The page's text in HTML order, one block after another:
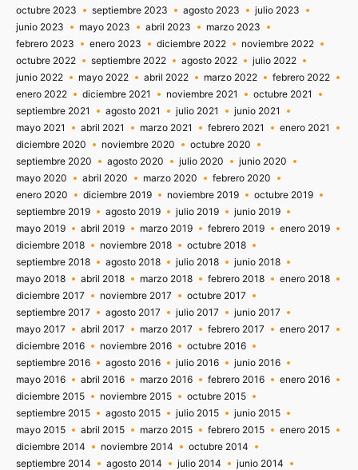
octubre 2023
septiembre 2023 agosto 2023
julio 2023
junio 2023
mayo 2023 abril 2023
marzo 2023
febrero 2023
enero 2023 diciembre 2022
noviembre 2022
octubre 2022
septiembre 2022 agosto 2022
julio 2022
junio 2022
mayo 2022 abril 2022 marzo 2022
febrero 2022
enero 2022
diciembre 2021 noviembre 2021
octubre 2021
septiembre 2021
agosto 2021 julio 2021
junio 2021
mayo 2021
abril 2021 marzo 2021 febrero 2021
enero 2021
diciembre 2020
noviembre 2020
octubre 2020
septiembre 2020
agosto 2020 julio 2020
junio 2020
mayo 2020
abril 2020 marzo 2020
febrero 2020
enero 2020
diciembre 2019 noviembre 2019
octubre 2019
septiembre 2019
agosto 2019 julio 2019
junio 2019
mayo 2019
abril 2019 marzo 2019 febrero 2019
enero 2019
diciembre 2018
noviembre 2018
octubre 2018
septiembre 2018
agosto 2018 julio 2018
junio 2018
mayo 2018
abril 2018 marzo 2018 febrero 2018
enero 2018
diciembre 2017
noviembre 2017
octubre 2017
septiembre 2017
agosto 2017 julio 2017
junio 2017
mayo 2017
abril 2017 marzo 2017 febrero 2017
enero 2017
diciembre 2016
noviembre 2016
octubre 2016
septiembre 2016
agosto 2016 julio 2016
junio 2016
mayo 2016
abril 2016 marzo 2016 febrero 2016
enero 2016
diciembre 2015
noviembre 2015
octubre 2015
septiembre 2015
agosto 2015 julio 2015
junio 2015
mayo 2015
abril 2015 marzo 2015 febrero 2015
enero 2015
diciembre 2014
noviembre 2014
octubre 2014
septiembre 2014
agosto 2014 julio 2014 junio 2014